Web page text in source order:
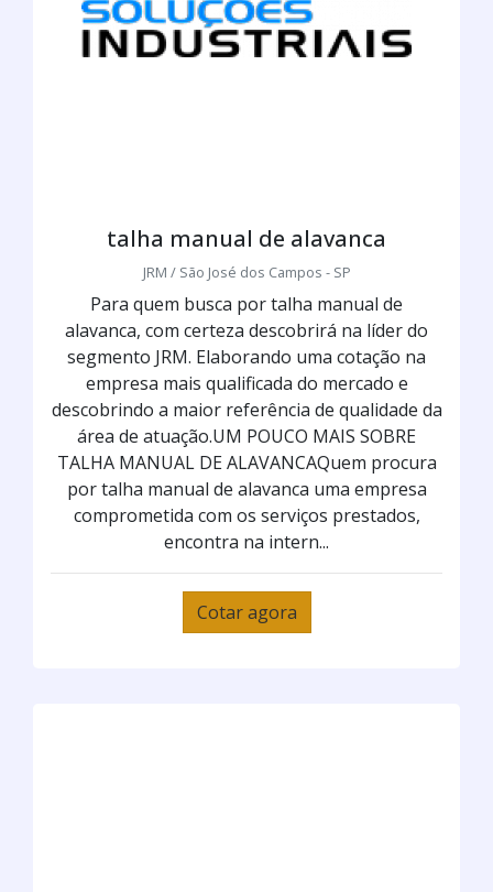
talha manual de alavanca
JRM / São José dos Campos - SP
Para quem busca por talha manual de
alavanca, com certeza descobrirá na líder do
segmento JRM. Elaborando uma cotação na
empresa mais qualificada do mercado e
descobrindo a maior referência de qualidade da
área de atuação.UM POUCO MAIS SOBRE
TALHA MANUAL DE ALAVANCAQuem procura
por talha manual de alavanca uma empresa
comprometida com os serviços prestados,
encontra na intern...
Cotar agora